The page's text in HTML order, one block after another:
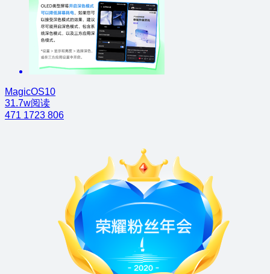
MagicOS10
31.7w阅读
471 1723 806